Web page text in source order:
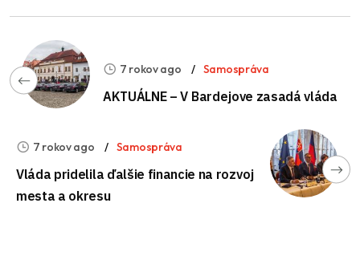
7 rokov ago Samospráva
AKTUÁLNE – V Bardejove zasadá vláda
7 rokov ago Samospráva
Vláda pridelila ďalšie financie na rozvoj
mesta a okresu